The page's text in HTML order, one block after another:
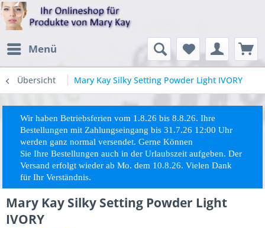
Menü
Übersicht Mary Kay Silky Setting Powder Light IVORY
Wir haben Betriebsferien vom 1.8.26 bis 8.8.26. Ihre
Bestellungen mit Zahlungseingang bis 31.7.26 12:00 Uhr
werden ganz normal versendet. Gerne Können
SieIhreBestellungen auch in der Urlaubszeit aufgeben. Der
Versand erfolgt wieder ab Mo. dem 10.8.26. Vielen Dank
für Ihr Verständnis.
Mary Kay Silky Setting Powder Light
IVORY